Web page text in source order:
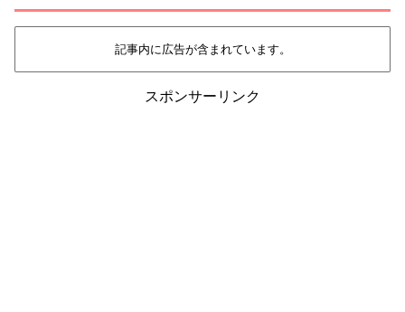
記事内に広告が含まれています。
スポンサーリンク